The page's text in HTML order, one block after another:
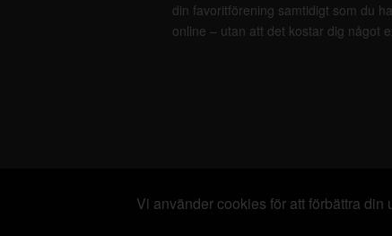
din favoritförening samtidigt som du
online – utan att det kostar dig något
Vi använder cookies för att förbättra